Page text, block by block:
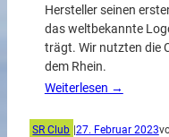
Hersteller seinen
das weltbekannte
trägt. Wir nutzten die
dem Rhein.
Weiterlesen →
SR Club 27. Februar 2023